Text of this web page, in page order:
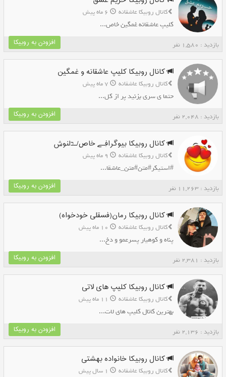
کانال روبیکا عاشقانه 6 ماه پیش
کلیپ عاشقانه غمگین خاص...
بازدید : 1,580 نفر افزودن به روبیکا
کانال روبیکا کلیپ عاشقانه و غمگین
کانال روبیکا عاشقانه 7 ماه پیش
حتما ی سری بزنید پر از کل...
بازدید : 2,048 نفر افزودن به روبیکا
کانال روبیکا بیوگرا؋ـے خاص/ـבلنوش
کانال روبیکا عاشقانه 9 ماه پیش
#استیکر#متن#متن_عاشقا...
بازدید : 11,263 نفر افزودن به روبیکا
کانال روبیکا رمان(فسقلی خودخواه)
کانال روبیکا عاشقانه 10 ماه پیش
پناه و کوهیار پسرعمو و دخ...
بازدید : 2,381 نفر افزودن به روبیکا
کانال روبیکا کلیپ های لاتی
کانال روبیکا عاشقانه 11 ماه پیش
بهترین کانال کلیپ های لات...
بازدید : 2,136 نفر افزودن به روبیکا
کانال روبیکا خانواده بهشتی
کانال روبیکا عاشقانه 1 سال پیش